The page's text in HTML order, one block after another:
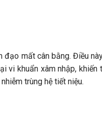
đạo mất cân bằng. Điều
vi khuẩn xâm nhập, khiến
trùng hệ tiết niệu.